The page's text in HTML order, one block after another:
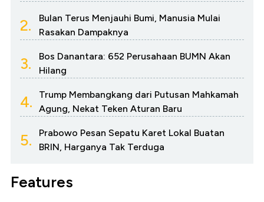
2.
Bulan Terus Menjauhi Bumi, Manusia Mulai
Rasakan Dampaknya
3.
Bos Danantara: 652 Perusahaan BUMN Akan
Hilang
4.
Trump Membangkang dari Putusan Mahkamah
Agung, Nekat Teken Aturan Baru
5.
Prabowo Pesan Sepatu Karet Lokal Buatan
BRIN, Harganya Tak Terduga
Features